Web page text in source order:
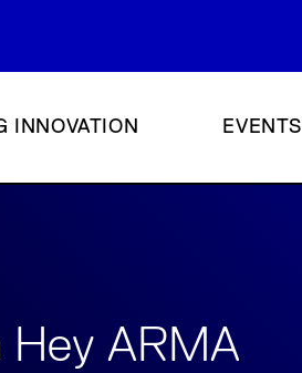
INNOVATION EVENTS
Hey ARMA